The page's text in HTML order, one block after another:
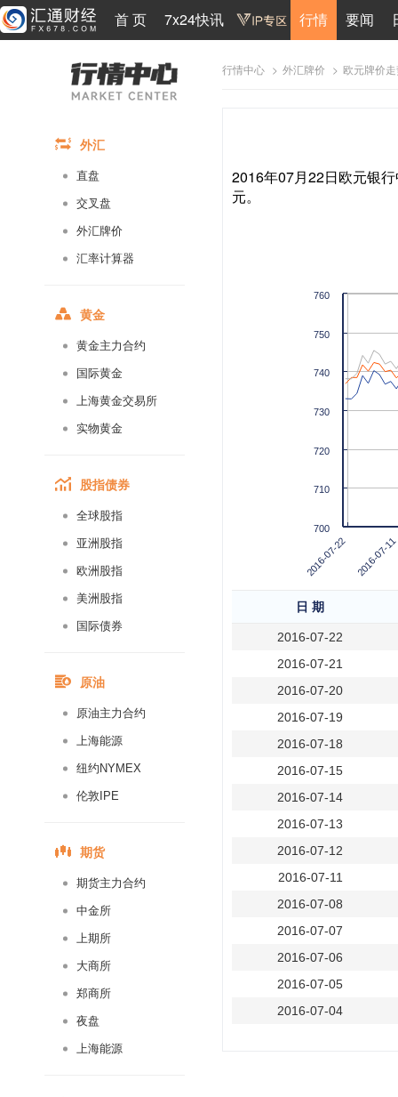
首 页 7x24快讯 行情 要闻
外汇
直盘
交叉盘
外汇牌价
汇率计算器
黄金
黄金主力合约
国际黄金
上海黄金交易所
实物黄金
股指债券
全球股指
亚洲股指
欧洲股指
美洲股指
国际债券
原油
原油主力合约
上海能源
纽约NYMEX
伦敦IPE
期货
期货主力合约
中金所
上期所
大商所
郑商所
夜盘
上海能源
行情中心 > 外汇牌价 > 欧元牌价
2016年07月22日欧元银
元。
2016-07-22 2016-07-11
700
710
720
730
740
750
760
日 期
2016-07-22
2016-07-21
2016-07-20
2016-07-19
2016-07-18
2016-07-15
2016-07-14
2016-07-13
2016-07-12
2016-07-11
2016-07-08
2016-07-07
2016-07-06
2016-07-05
2016-07-04